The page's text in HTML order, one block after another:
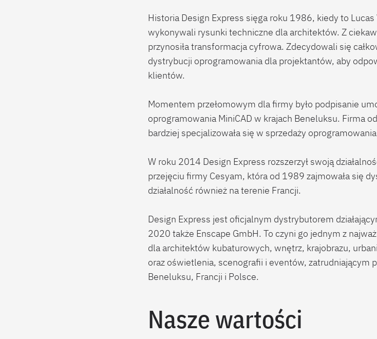
Historia Design Express sięga roku 1986, kiedy to
wykonywali rysunki techniczne dla architektów. Z
przynosiła transformacja cyfrowa. Zdecydowali się
dystrybucji oprogramowania dla projektantów, aby
klientów.
Momentem przełomowym dla firmy było podpisanie
oprogramowania MiniCAD w krajach Beneluksu. Firma
bardziej specjalizowała się w sprzedaży
W roku 2014 Design Express rozszerzył swoją
przejęciu firmy Cesyam, która od 1989 zajmowała się
działalność również na terenie Francji.
Design Express jest oficjalnym dystrybutorem
2020 także Enscape GmbH. To czyni go jednym z
dla architektów kubaturowych, wnętrz, krajobrazu,
oraz oświetlenia, scenografii i eventów, zatrudniającym
Beneluksu, Francji i Polsce.
Nasze wartości